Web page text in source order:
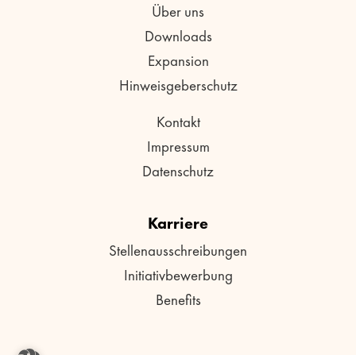
Über uns
Downloads
Expansion
Hinweisgeberschutz
Kontakt
Impressum
Datenschutz
Karriere
Stellenausschreibungen
Initiativbewerbung
Benefits